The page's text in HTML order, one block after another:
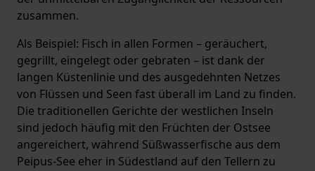
zusammen.
Als Beispiel: Fisch in allen Formen – geräuchert,
gegrillt, eingelegt oder gebraten – ist dank der
langen Küstenlinie und des ausgedehnten Netzes
von Flüssen und Seen fast überall im Land zu finden.
Die traditionellen Gerichte der westlichen Inseln
sind jedoch häufig mit den Früchten der Ostsee
angereichert, während Süßwasserfische aus dem
Peipus-See eher in Südestland auf den Tellern zu